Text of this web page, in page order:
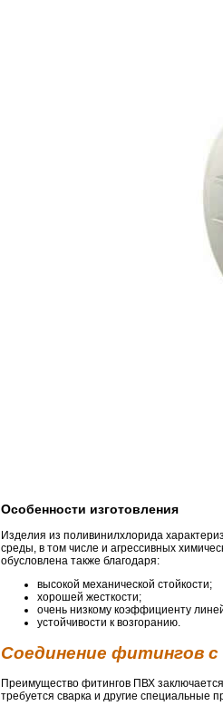
Особенности изготовления
Изделия из поливинилхлорида
среды, в том числе и агрессивных
обусловлена также благодаря:
высокой механической стойкости;
хорошей жесткости;
очень низкому коэффициенту
устойчивости к возгоранию.
Соединение фитингов
Преимущество фитингов ПВХ
требуется сварка и другие специальные